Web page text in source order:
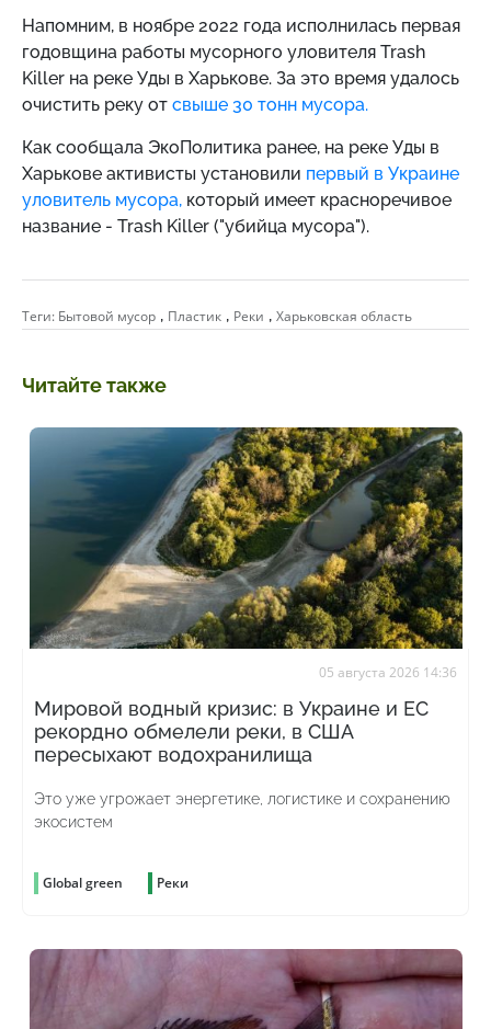
Напомним, в ноябре 2022 года исполнилась первая
годовщина работы мусорного уловителя Trash
Killer на реке Уды в Харькове. За это время удалось
очистить реку от свыше 30 тонн мусора.
Как сообщала ЭкоПолитика ранее, на реке Уды в
Харькове активисты установили первый в Украине
уловитель мусора, который имеет красноречивое
название - Trash Killer ("убийца мусора").
Теги: Бытовой мусор , Пластик , Реки , Харьковская область
Читайте также
05 августа 2026 14:36
Мировой водный кризис: в Украине и ЕС
рекордно обмелели реки, в США
пересыхают водохранилища
Это уже угрожает энергетике, логистике и сохранению
экосистем
Global green Реки